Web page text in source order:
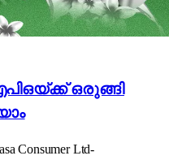
ഒരുങ്ങി
Consumer Ltd-